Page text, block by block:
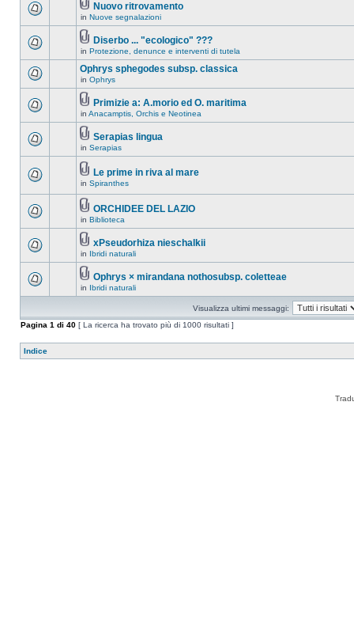
Nuovo ritrovamento
in Nuove segnalazioni
Diserbo ... "ecologico" ???
in Protezione, denunce e interventi di tutela
Ophrys sphegodes subsp. classica
in Ophrys
Primizie a: A.morio ed O. maritima
in Anacamptis, Orchis e Neotinea
Serapias lingua
in Serapias
Le prime in riva al mare
in Spiranthes
ORCHIDEE DEL LAZIO
in Biblioteca
xPseudorhiza nieschalkii
in Ibridi naturali
Ophrys × mirandana nothosubsp. coletteae
in Ibridi naturali
Visualizza ultimi messaggi:
Pagina 1 di 40 [ La ricerca ha trovato più di 1000 risultati ]
Indice